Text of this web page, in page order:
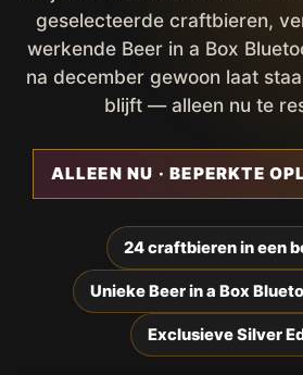
geselecteerde craftbieren,
werkende Beer in a Box
na december gewoon laat
blijft — alleen nu te
ALLEEN NU · BEPERKTE
24 craftbieren in een
Unieke Beer in a Box
Exclusieve Silver